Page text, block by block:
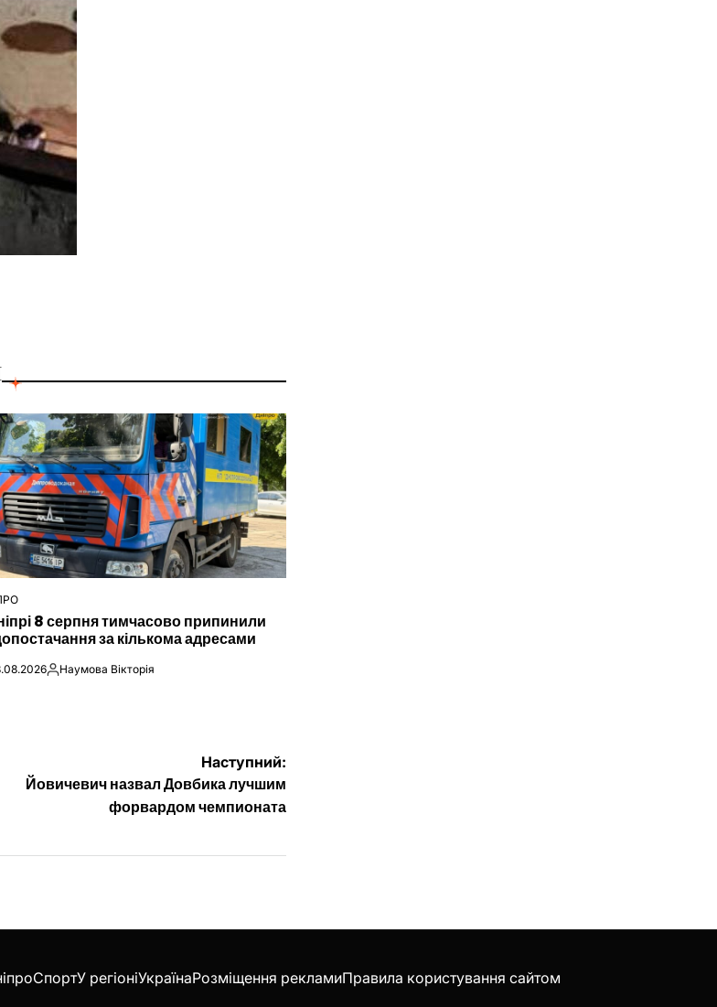
8 серпня тимчасово припинили
за кількома адресами
Опубліковано
Наумова Вікторія
Наступний:
Йовичевич назвал Довбика лучшим
форвардом чемпионата
СпортУ регіоніУкраїнаРозміщення рекламиПравила користування сайтом